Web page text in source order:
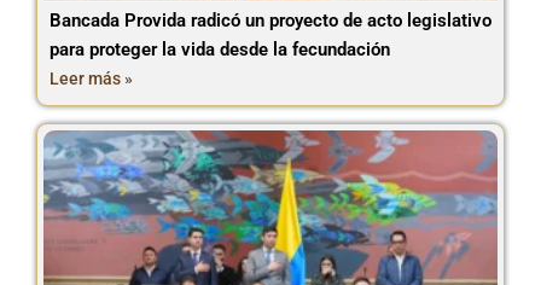
Bancada Provida radicó un proyecto de acto legislativo
para proteger la vida desde la fecundación
Leer más »